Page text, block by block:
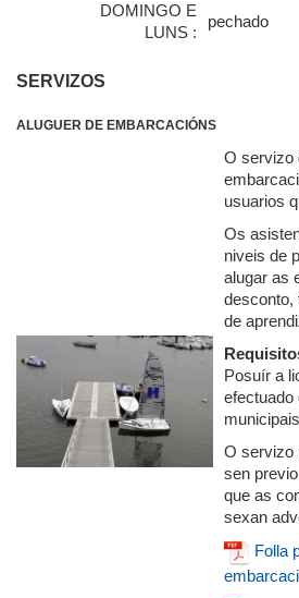
DOMINGO E
LUNS :
pechado
SERVIZOS
ALUGUER DE EMBARCACIÓNS
O servizo
usuarios
Os
niveis de
alugar as
desconto,
de
Posuír a
efectuado
O servizo
sen
que as
sexan
Folla